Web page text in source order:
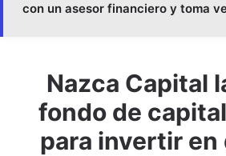
con un asesor financiero y toma
Nazca Capital
fondo de
para invertir en